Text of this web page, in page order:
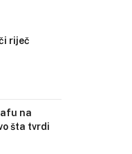
riječ
na
šta tvrdi